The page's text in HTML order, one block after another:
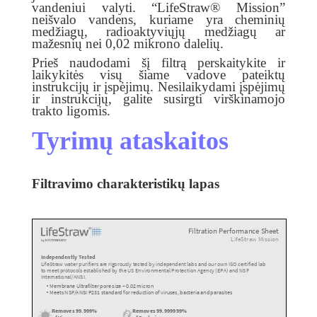
vandeniui valyti. “LifeStraw® Mission”
neišvalo vandens, kuriame yra cheminių
medžiagų, radioaktyviųjų medžiagų ar
mažesnių nei 0,02 mikrono dalelių.
Prieš naudodami šį filtrą perskaitykite ir
laikykitės visų šiame vadove pateiktų
instrukcijų ir įspėjimų. Nesilaikydami įspėjimų
ir instrukcijų, galite susirgti virškinamojo
trakto ligomis.
Tyrimų ataskaitos
Filtravimo charakteristikų lapas